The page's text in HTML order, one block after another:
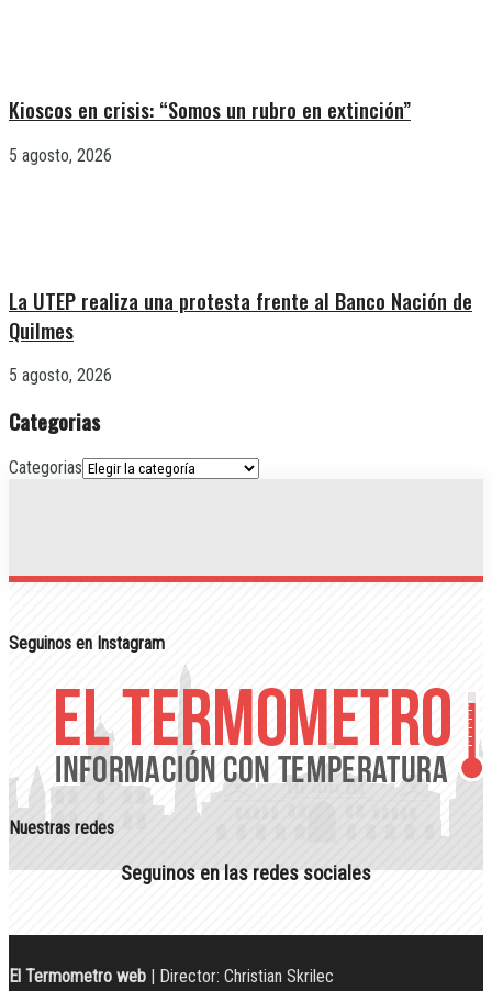
Kioscos en crisis: “Somos un rubro en extinción”
5 agosto, 2026
La UTEP realiza una protesta frente al Banco Nación de
Quilmes
5 agosto, 2026
Categorias
Categorias
Seguinos en Instagram
Nuestras redes
Seguinos en las redes sociales
El Termometro web | Director: Christian Skrilec